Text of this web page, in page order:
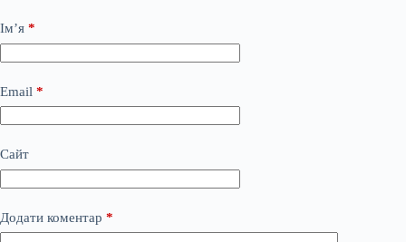
Ім’я *
Email *
Сайт
Додати коментар *